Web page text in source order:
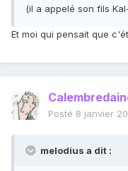
(il a appelé son fils
Et moi qui pensait que
Posté 8 janvier
melodius a dit :